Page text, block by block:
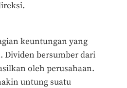
keuntungan yang
Dividen bersumber dari
oleh perusahaan.
untung suatu